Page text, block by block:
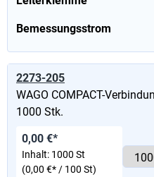
Bemessungsstrom
2273-205
WAGO COMPACT-
1000 Stk.
0,00 €*
Inhalt: 1000 St
(0,00 €* / 100 St)